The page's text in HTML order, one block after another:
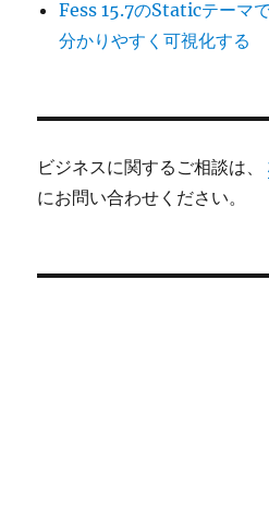
Fess 15.7のStaticテーマ
分かりやすく可視化する
ビジネスに関するご相談は、
にお問い合わせください。